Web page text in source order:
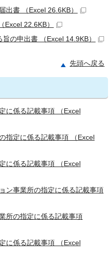
書 （Excel 26.6KB）
22.6KB）
の申出書 （Excel 14.9KB）
先頭へ戻る
係る記載事項 （Excel
定に係る記載事項 （Excel
係る記載事項 （Excel
事業所の指定に係る記載事項
所の指定に係る記載事項
係る記載事項 （Excel